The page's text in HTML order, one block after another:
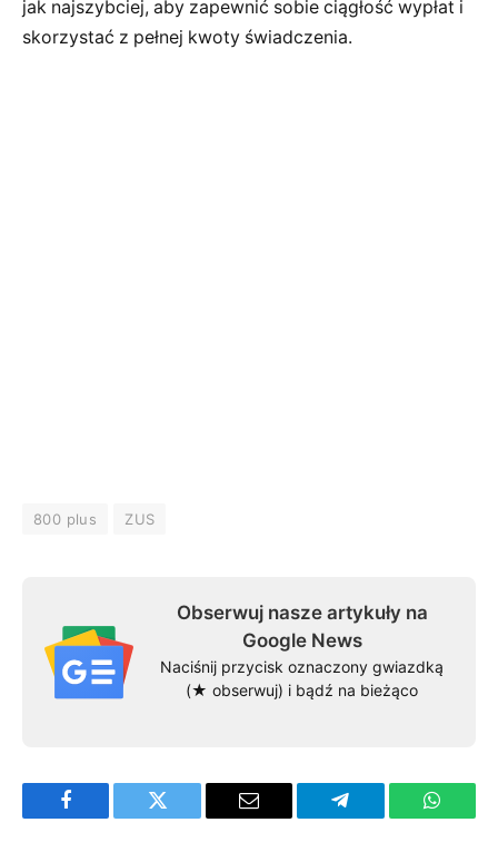
jak najszybciej, aby zapewnić sobie ciągłość wypłat i
skorzystać z pełnej kwoty świadczenia.
800 plus ZUS
Obserwuj nasze artykuły na
Google News
Naciśnij przycisk oznaczony gwiazdką
(★ obserwuj) i bądź na bieżąco
Facebook Twitter Email Telegram